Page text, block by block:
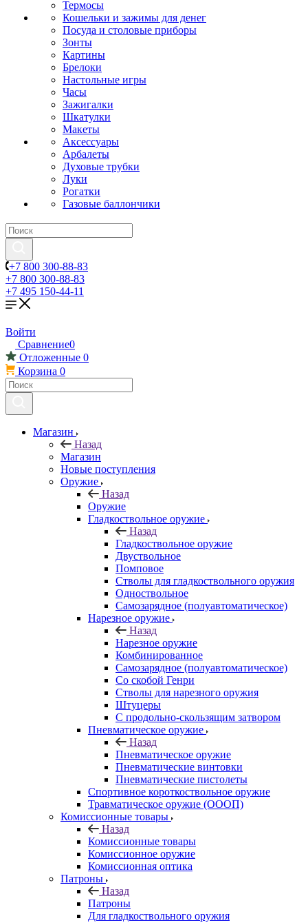
Термосы
Кошельки и зажимы для денег
Посуда и столовые приборы
Зонты
Картины
Брелоки
Настольные игры
Часы
Зажигалки
Шкатулки
Макеты
Аксессуары
Арбалеты
Духовые трубки
Луки
Рогатки
Газовые баллончики
+7 800 300-88-83
+7 800 300-88-83
+7 495 150-44-11
Войти
Сравнение0
Отложенные 0
Корзина 0
Магазин
Назад
Магазин
Новые поступления
Оружие
Назад
Оружие
Гладкоствольное оружие
Назад
Гладкоствольное оружие
Двуствольное
Помповое
Стволы для гладкоствольного оружия
Одноствольное
Самозарядное (полуавтоматическое)
Нарезное оружие
Назад
Нарезное оружие
Комбинированное
Самозарядное (полуавтоматическое)
Со скобой Генри
Стволы для нарезного оружия
Штуцеры
С продольно-скользящим затвором
Пневматическое оружие
Назад
Пневматическое оружие
Пневматические винтовки
Пневматические пистолеты
Спортивное короткоствольное оружие
Травматическое оружие (ОООП)
Комиссионные товары
Назад
Комиссионные товары
Комиссионное оружие
Комиссионная оптика
Патроны
Назад
Патроны
Для гладкоствольного оружия